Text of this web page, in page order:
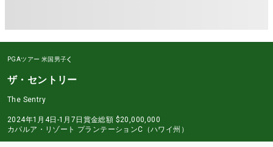
PGAツアー 米国男子
ザ・セントリー
The Sentry
2024年1月4日-1月7日 賞金総額 $20,000,000
カパルア・リゾート プランテーションC（ハワイ州）